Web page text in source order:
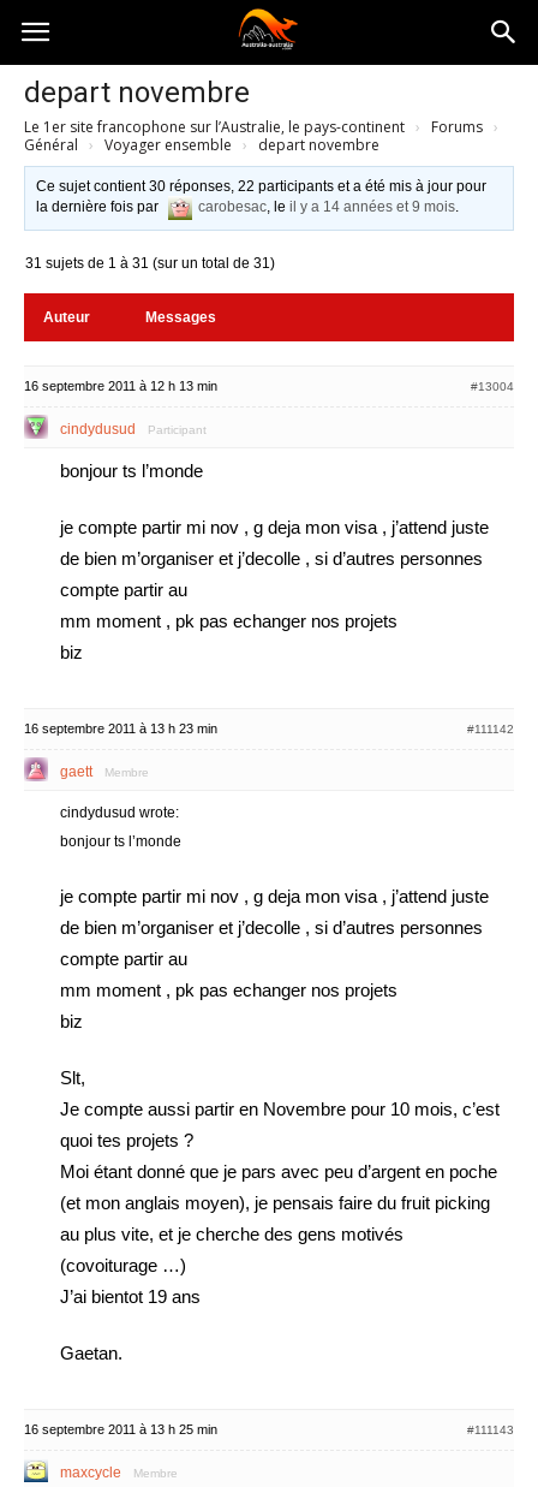
Australia-
australie.com
depart novembre
Le 1er site francophone sur l’Australie, le pays-continent › Forums ›
Général › Voyager ensemble › depart novembre
Ce sujet contient 30 réponses, 22 participants et a été mis à jour pour
la dernière fois par
carobesac, leil y a 14 années et 9 mois.
31 sujets de 1 à 31 (sur un total de 31)
Auteur Messages
16 septembre 2011 à 12 h 13 min #13004
cindydusud Participant
bonjour ts l’monde
je compte partir mi nov , g deja mon visa , j’attend juste
de bien m’organiser et j’decolle , si d’autres personnes
compte partir au
mm moment , pk pas echanger nos projets
biz
16 septembre 2011 à 13 h 23 min #111142
gaett Membre
cindydusud wrote:
bonjour ts l’monde
je compte partir mi nov , g deja mon visa , j’attend juste
de bien m’organiser et j’decolle , si d’autres personnes
compte partir au
mm moment , pk pas echanger nos projets
biz
Slt,
Je compte aussi partir en Novembre pour 10 mois, c’est
quoi tes projets ?
Moi étant donné que je pars avec peu d’argent en poche
(et mon anglais moyen), je pensais faire du fruit picking
au plus vite, et je cherche des gens motivés
(covoiturage …)
J’ai bientot 19 ans
Gaetan.
16 septembre 2011 à 13 h 25 min #111143
maxcycle Membre